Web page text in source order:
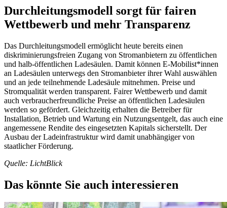
Durchleitungsmodell sorgt für fairen
Wettbewerb und mehr Transparenz
Das Durchleitungsmodell ermöglicht heute bereits einen
diskriminierungsfreien Zugang von Stromanbietern zu öffentlichen
und halb-öffentlichen Ladesäulen. Damit können E-Mobilist*innen
an Ladesäulen unterwegs den Stromanbieter ihrer Wahl auswählen
und an jede teilnehmende Ladesäule mitnehmen. Preise und
Stromqualität werden transparent. Fairer Wettbewerb und damit
auch verbraucherfreundliche Preise an öffentlichen Ladesäulen
werden so gefördert. Gleichzeitig erhalten die Betreiber für
Installation, Betrieb und Wartung ein Nutzungsentgelt, das auch eine
angemessene Rendite des eingesetzten Kapitals sicherstellt. Der
Ausbau der Ladeinfrastruktur wird damit unabhängiger von
staatlicher Förderung.
Quelle: LichtBlick
Das könnte Sie auch interessieren